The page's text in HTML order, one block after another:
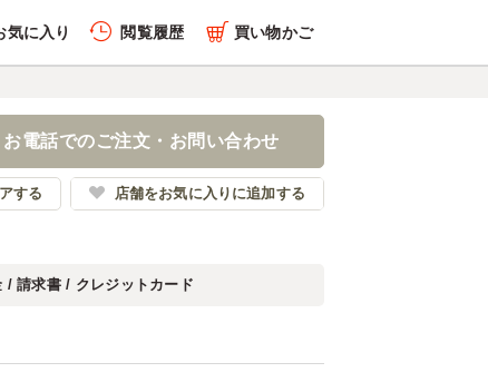
気に入り 閲覧履歴 買い物かご
お電話でのご注文・お問い合わせ
する 店舗をお気に入りに追加する
/ 請求書 / クレジットカード